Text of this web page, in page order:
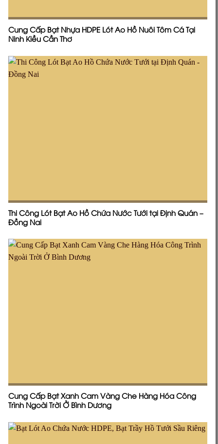
Cung Cấp Bạt Nhựa HDPE Lót Ao Hồ Nuôi Tôm Cá Tại
Ninh Kiều Cần Thơ
Thi Công Lót Bạt Ao Hồ Chứa Nước Tưới tại Định Quán –
Đồng Nai
Cung Cấp Bạt Xanh Cam Vàng Che Hàng Hóa Công
Trình Ngoài Trời Ở Bình Dương